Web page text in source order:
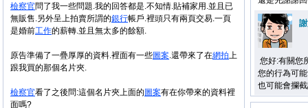
您好:有關您
您的行為可
也可能會攔
檢察官問了我一些問題.我的回答都是.不知情.貼補家用.並且已
無販售.另外呈上拍賣所謂的銀行帳戶.裡頭只有兩頁交易.一頁
是婚前工作的薪轉.並且無太多的餘額.
原告準備了一疊厚厚的資料.裡面有一些圖案.還帶來了在網拍上
跟我買的那個名片夾.
檢察官看了之後問:這個名片夾上面的 圖案有在你帶來的資料裡
面嗎?